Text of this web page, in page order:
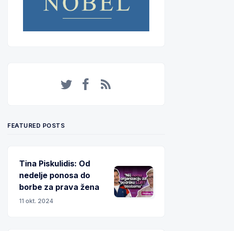
FEATURED POSTS
Tina Piskulidis: Od
nedelje ponosa do
borbe za prava žena
11 okt. 2024